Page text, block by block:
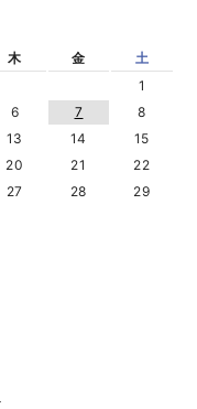
木 金
土
1
6 7
8
13 14
15
20 21
22
27 28
29